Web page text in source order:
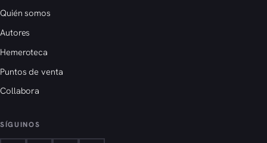
Quién somos
Autores
Hemeroteca
Puntos de venta
Collabora
SÍGUINOS